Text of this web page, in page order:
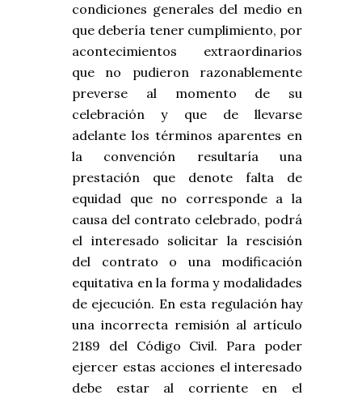
condiciones generales del medio en
que debería tener cumplimiento, por
acontecimientos extraordinarios
que no pudieron razonablemente
preverse al momento de su
celebración y que de llevarse
adelante los términos aparentes en
la convención resultaría una
prestación que denote falta de
equidad que no corresponde a la
causa del contrato celebrado, podrá
el interesado solicitar la rescisión
del contrato o una modificación
equitativa en la forma y modalidades
de ejecución. En esta regulación hay
una incorrecta remisión al artículo
2189 del Código Civil. Para poder
ejercer estas acciones el interesado
debe estar al corriente en el